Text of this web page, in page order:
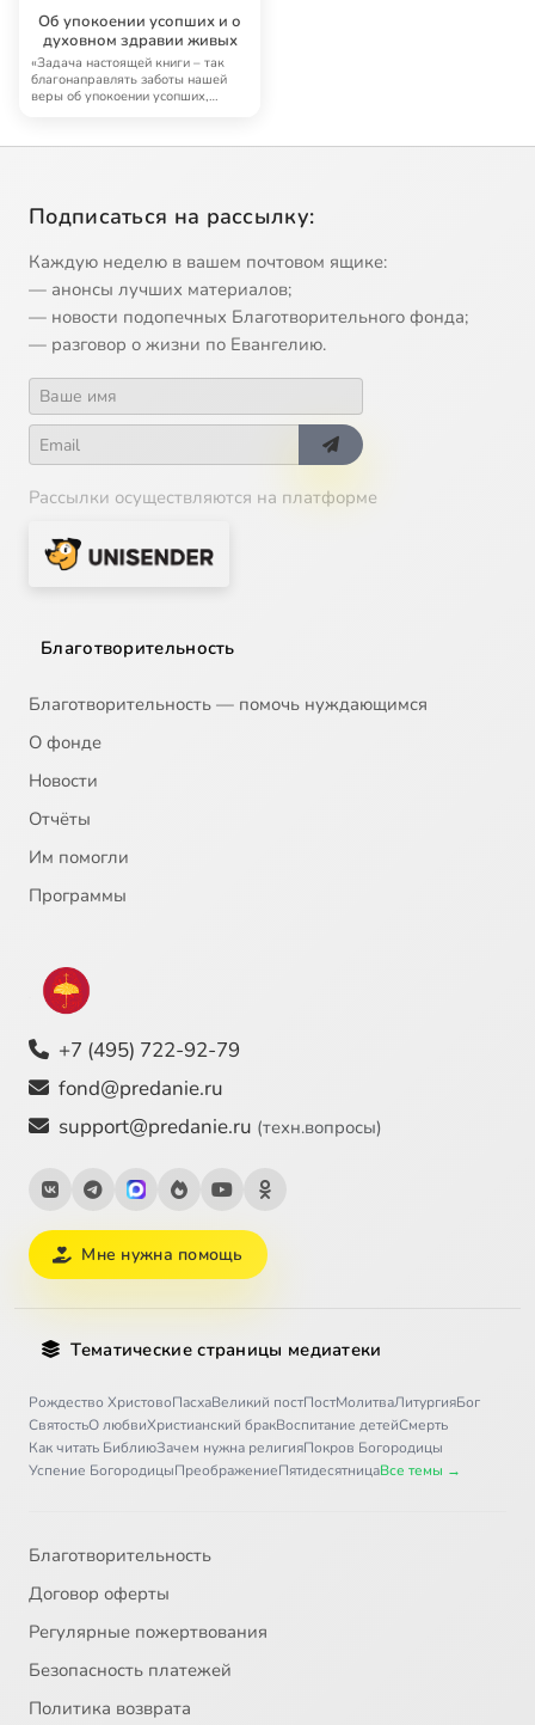
Об упокоении усопших и о
духовном здравии живых
«Задача настоящей книги – так
благонаправлять заботы нашей
веры об упокоении усопших,
Подписаться на рассылку:
Каждую неделю в вашем почтовом ящике:
— анонсы лучших материалов;
— новости подопечных Благотворительного фонда;
— разговор о жизни по Евангелию.
Рассылки осуществляются на платформе
Благотворительность
Благотворительность — помочь нуждающимся
О фонде
Новости
Отчёты
Им помогли
Программы
+7 (495) 722-92-79
fond@predanie.ru
support@predanie.ru (техн.вопросы)
Мне нужна помощь
Тематические страницы медиатеки
Рождество ХристовоПасхаВеликий постПостМолитваЛитургияБог
СвятостьО любвиХристианский бракВоспитание детейСмерть
Как читать БиблиюЗачем нужна религияПокров Богородицы
Успение БогородицыПреображениеПятидесятницаВсе темы →
Благотворительность
Договор оферты
Регулярные пожертвования
Безопасность платежей
Политика возврата